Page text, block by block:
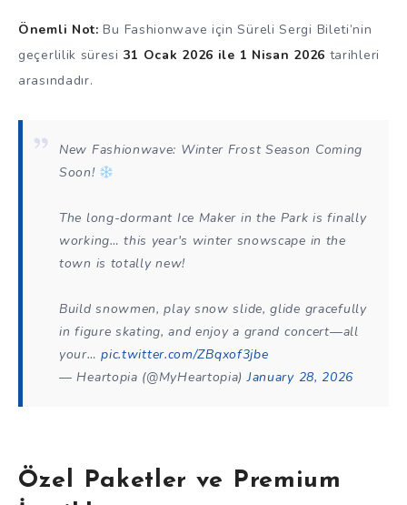
Önemli Not: Bu Fashionwave için Süreli Sergi Bileti’nin
geçerlilik süresi 31 Ocak 2026 ile 1 Nisan 2026 tarihleri
arasındadır.
New Fashionwave: Winter Frost Season Coming
Soon!
The long-dormant Ice Maker in the Park is finally
working… this year's winter snowscape in the
town is totally new!
Build snowmen, play snow slide, glide gracefully
in figure skating, and enjoy a grand concert—all
your…pic.twitter.com/ZBqxof3jbe
— Heartopia (@MyHeartopia)January 28, 2026
Özel Paketler ve Premium